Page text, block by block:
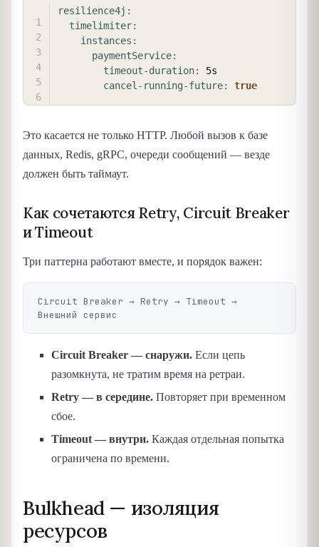
resilience4j :
timelimiter:
instances :
paymentService:
timeout-duration:
5s
cancel-running-future: true
Это касается не только HTTP. Любой вызов к базе
данных, Redis, gRPC, очереди сообщений — везде
должен быть таймаут.
Как сочетаются Retry, Circuit Breaker
и Timeout
Три паттерна работают вместе, и порядок важен:
Circuit Breaker → Retry → Timeout →
Circuit Breaker — снаружи. Если цепь
разомкнута, не тратим время на ретраи.
Retry — в середине. Повторяет при временном
сбое.
Timeout — внутри. Каждая отдельная попытка
ограничена по времени.
Bulkhead — изоляция
ресурсов